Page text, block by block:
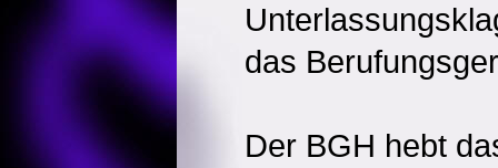
das
Der BGH hebt